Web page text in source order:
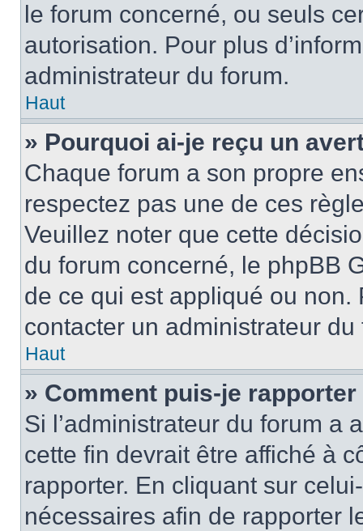
le forum concerné, ou seuls
autorisation. Pour plus
administrateur du forum.
Haut
» Pourquoi ai-je reçu un
Chaque forum a son propre
respectez pas une de ces
Veuillez noter que cette
du forum concerné, le phpBB
de ce qui est appliqué ou non.
contacter un administrateur du
Haut
» Comment puis-je
Si l’administrateur du forum a
cette fin devrait être affiché à
rapporter. En cliquant sur
nécessaires afin de rapporter